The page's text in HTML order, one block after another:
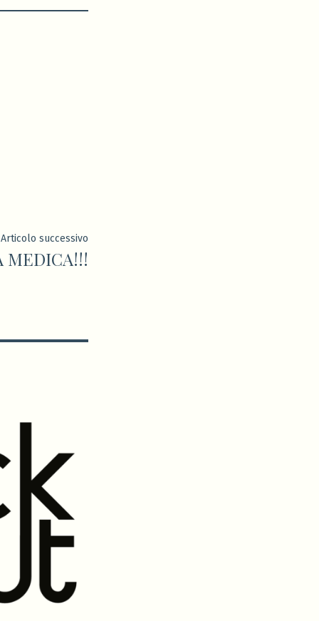
Articolo successivoArticolo
MEDICA!!!